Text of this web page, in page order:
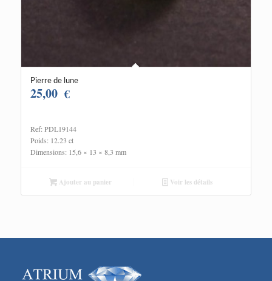
Pierre de lune
25,00 €
Ref: PDL19144
Poids: 12.23 ct
Dimensions: 15,6 × 13 × 8,3 mm
Ajouter au panier Voir les détails